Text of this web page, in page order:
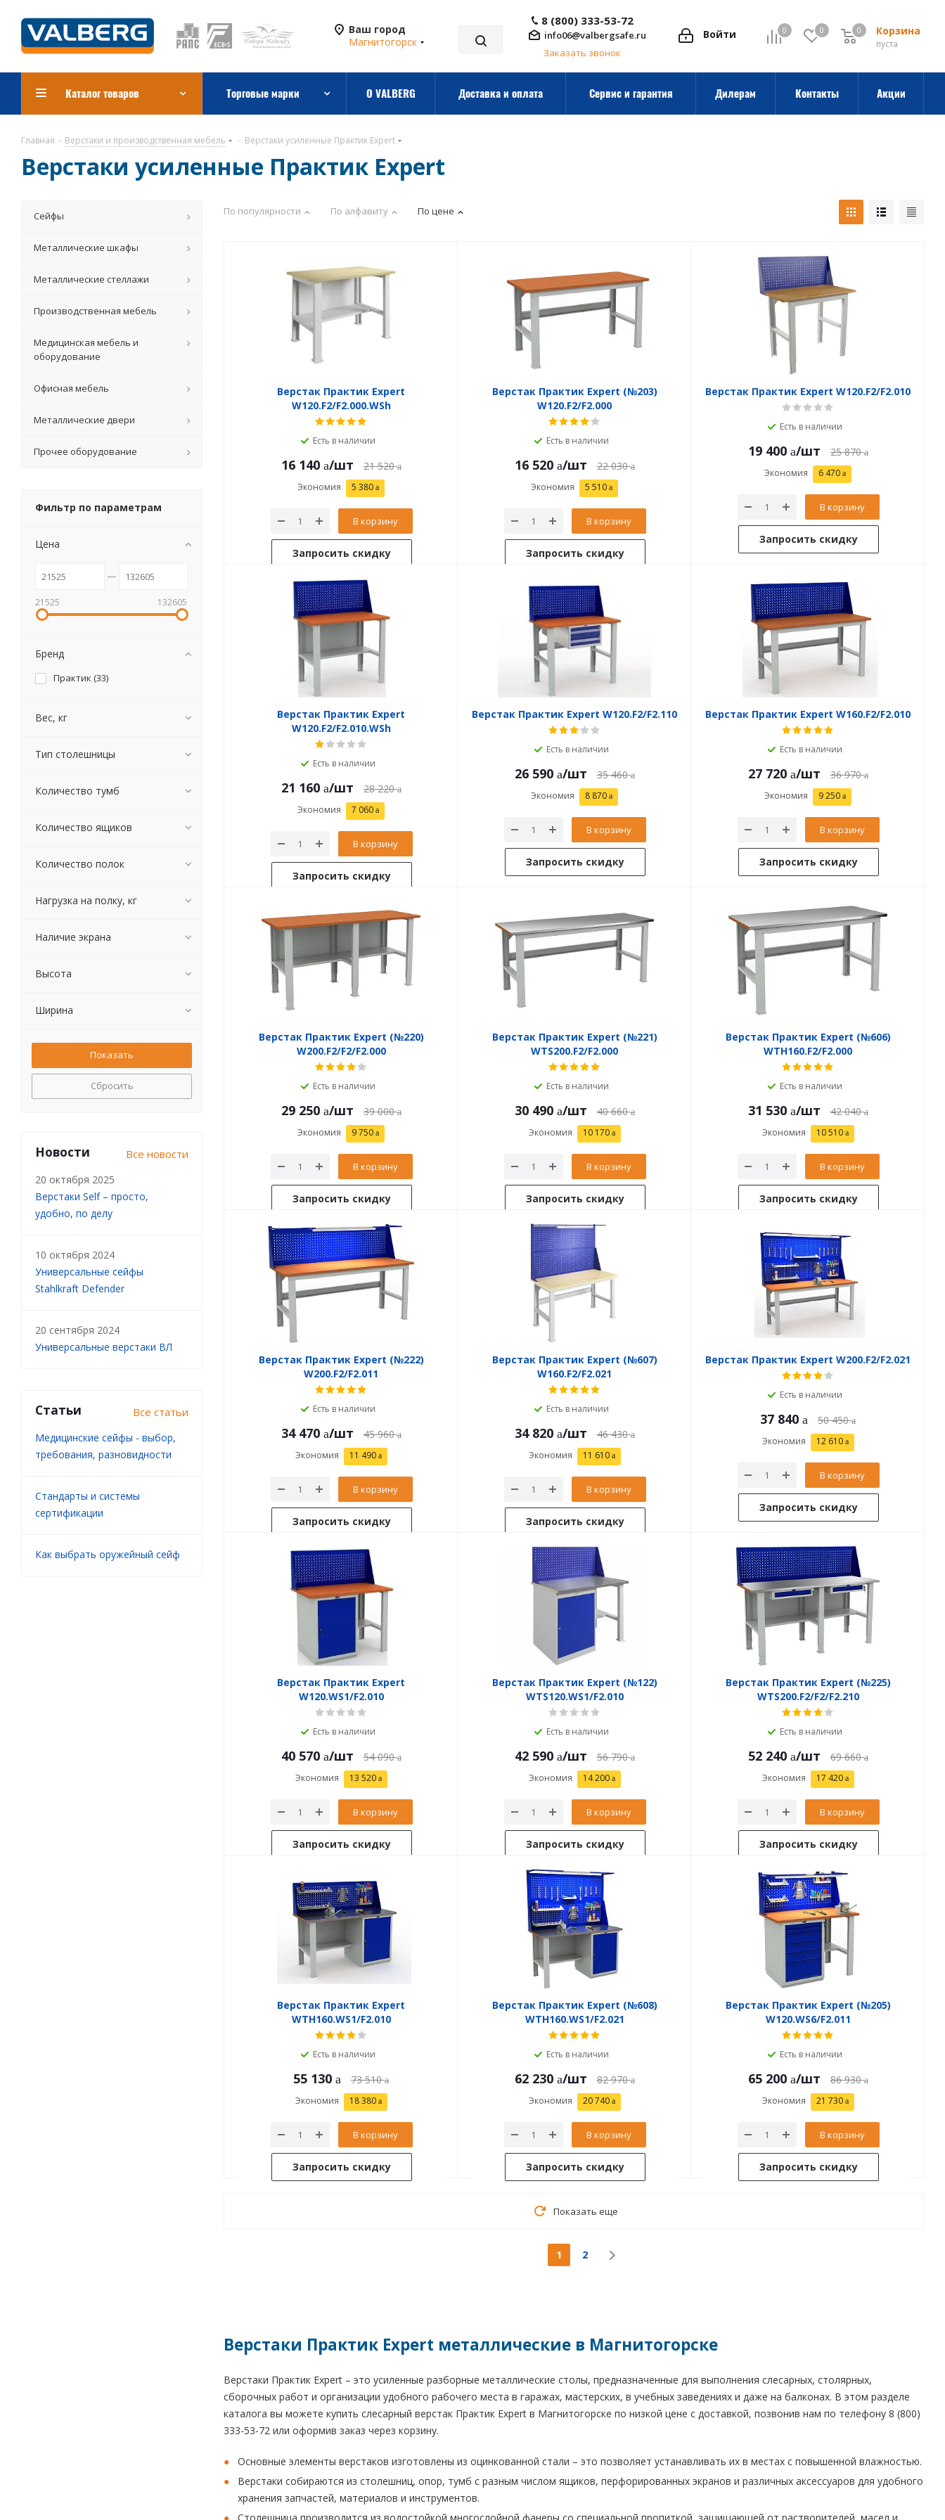
Ваш город
Магнитогорск
0 0 Корзина
0
пуста
0
Войти
8 (800) 333-53-72
info06@valbergsafe.ru
Заказать звонок
Каталог товаров Торговые марки О VALBERG Доставка и оплата Сервис и гарантия Дилерам Контакты Акции
Главная - Верстаки и производственная мебель - Верстаки усиленные Практик Expert
Верстаки усиленные Практик Expert
По популярности По алфавиту По цене
Верстак Практик Expert
W120.F2/F2.000.WSh
Есть в наличии
16 140 /шт 21 520
Экономия 5 380
В корзину
Запросить скидку
Верстак Практик Expert (№203)
W120.F2/F2.000
Есть в наличии
16 520 /шт 22 030
Экономия 5 510
В корзину
Запросить скидку
Верстак Практик Expert W120.F2/F2.010
Есть в наличии
19 400 /шт 25 870
Экономия 6 470
В корзину
Запросить скидку
Верстак Практик Expert
W120.F2/F2.010.WSh
Есть в наличии
21 160 /шт 28 220
Экономия 7 060
В корзину
Запросить скидку
Верстак Практик Expert W120.F2/F2.110
Есть в наличии
26 590 /шт 35 460
Экономия 8 870
В корзину
Запросить скидку
Верстак Практик Expert W160.F2/F2.010
Есть в наличии
27 720 /шт 36 970
Экономия 9 250
В корзину
Запросить скидку
Верстак Практик Expert (№220)
W200.F2/F2/F2.000
Есть в наличии
29 250 /шт 39 000
Экономия 9 750
В корзину
Запросить скидку
Верстак Практик Expert (№221)
WTS200.F2/F2.000
Есть в наличии
30 490 /шт 40 660
Экономия 10 170
В корзину
Запросить скидку
Верстак Практик Expert (№606)
WTH160.F2/F2.000
Есть в наличии
31 530 /шт 42 040
Экономия 10 510
В корзину
Запросить скидку
Верстак Практик Expert (№222)
W200.F2/F2.011
Есть в наличии
34 470 /шт 45 960
Экономия 11 490
В корзину
Запросить скидку
Верстак Практик Expert (№607)
W160.F2/F2.021
Есть в наличии
34 820 /шт 46 430
Экономия 11 610
В корзину
Запросить скидку
Верстак Практик Expert W200.F2/F2.021
Есть в наличии
37 840 50 450
Экономия 12 610
В корзину
Запросить скидку
Верстак Практик Expert
W120.WS1/F2.010
Есть в наличии
40 570 /шт 54 090
Экономия 13 520
В корзину
Запросить скидку
Верстак Практик Expert (№122)
WTS120.WS1/F2.010
Есть в наличии
42 590 /шт 56 790
Экономия 14 200
В корзину
Запросить скидку
Верстак Практик Expert (№225)
WTS200.F2/F2/F2.210
Есть в наличии
52 240 /шт 69 660
Экономия 17 420
В корзину
Запросить скидку
Верстак Практик Expert
WTH160.WS1/F2.010
Есть в наличии
55 130 73 510
Экономия 18 380
В корзину
Запросить скидку
Верстак Практик Expert (№608)
WTH160.WS1/F2.021
Есть в наличии
62 230 /шт 82 970
Экономия 20 740
В корзину
Запросить скидку
Верстак Практик Expert (№205)
W120.WS6/F2.011
Есть в наличии
65 200 /шт 86 930
Экономия 21 730
В корзину
Запросить скидку
Показать еще
1 2
Верстаки Практик Expert металлические в Магнитогорске
Верстаки Практик Expert – это усиленные разборные металлические столы, предназначенные для выполнения слесарных, столярных,
сборочных работ и организации удобного рабочего места в гаражах, мастерских, в учебных заведениях и даже на балконах. В этом разделе
каталога вы можете купить слесарный верстак Практик Expert в Магнитогорске по низкой цене с доставкой, позвонив нам по телефону 8 (800)
333-53-72 или оформив заказ через корзину.
Основные элементы верстаков изготовлены из оцинкованной стали – это позволяет устанавливать их в местах с повышенной влажностью.
Верстаки собираются из столешниц, опор, тумб с разным числом ящиков, перфорированных экранов и различных аксессуаров для удобного
хранения запчастей, материалов и инструментов.
Сейфы
Металлические шкафы
Металлические стеллажи
Производственная мебель
Медицинская мебель и
оборудование
Офисная мебель
Металлические двери
Прочее оборудование
Фильтр по параметрам
Цена
21525 132605
Бренд
Практик (33)
Вес, кг
Тип столешницы
Количество тумб
Количество ящиков
Количество полок
Нагрузка на полку, кг
Наличие экрана
Высота
Ширина
Сбросить
Новости Все новости
20 октября 2025
Верстаки Self – просто,
удобно, по делу
10 октября 2024
Универсальные сейфы
Stahlkraft Defender
20 сентября 2024
Универсальные верстаки ВЛ
Статьи Все статьи
Медицинские сейфы - выбор,
требования, разновидности
Стандарты и системы
сертификации
Как выбрать оружейный сейф